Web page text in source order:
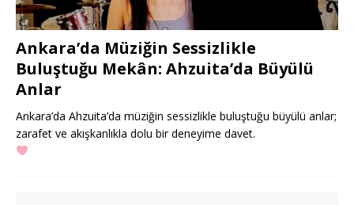
Ankara’da Müziğin Sessizlikle
Buluştuğu Mekân: Ahzuita’da Büyülü
Anlar
Ankara’da Ahzuita’da müziğin sessizlikle buluştuğu büyülü anlar;
zarafet ve akışkanlıkla dolu bir deneyime davet.